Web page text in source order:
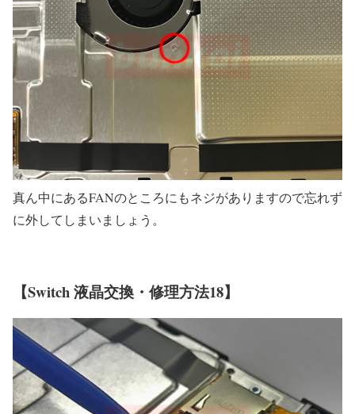
真ん中にあるFANのところにもネジがありますので忘れず
に外してしまいましょう。
【Switch 液晶交換・修理方法18】